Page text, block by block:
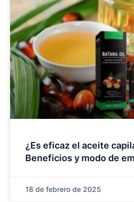
¿Es eficaz el aceite
Beneficios y modo de
18 de febrero de 2025